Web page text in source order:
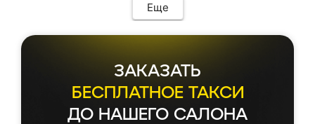
Еще
ЗАКАЗАТЬ
БЕСПЛАТНОЕ ТАКСИ
ДО НАШЕГО САЛОНА